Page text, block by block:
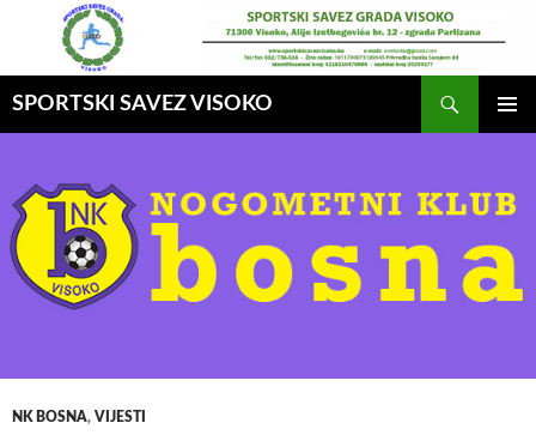
SPORTSKI SAVEZ VISOKO
NK BOSNA, VIJESTI